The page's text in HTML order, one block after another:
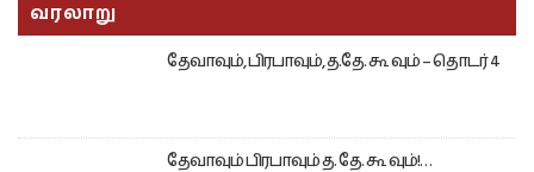
வரலாறு
தேவாவும், பிரபாவும், த.தே. கூ வும் – தொடர் 4
தேவாவும் பிரபாவும் த. தே. கூ வும்!…